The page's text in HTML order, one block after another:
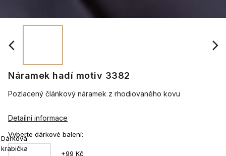
Náramek hadí motiv 3382
Vyberte dárkové balení:
Dárková
krabička
+99 Kč
Pozlacený článkový náramek z rhodiovaného kovu
Detailní informace